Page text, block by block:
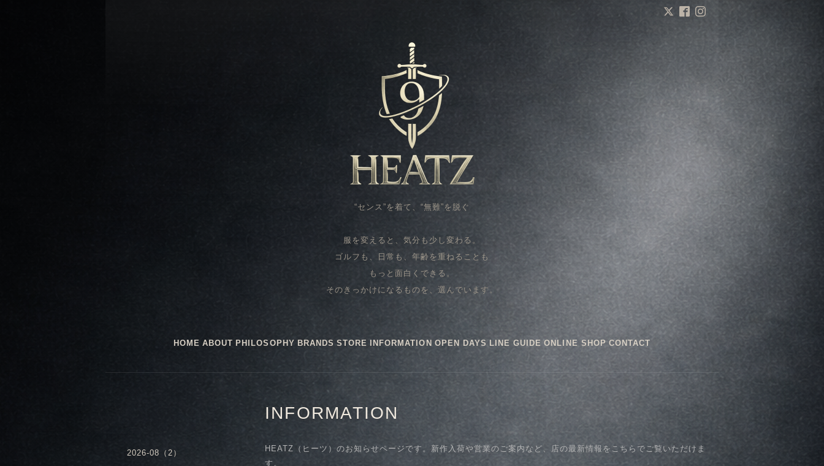
“センス”を着て、“無難”を脱ぐ
服を変えると、気分も少し変わる。
ゴルフも、日常も、年齢を重ねることも
もっと面白くできる。
そのきっかけになるものを、選んでいます。
HOME ABOUT PHILOSOPHY BRANDS STORE INFORMATION OPEN DAYS LINE GUIDE ONLINE SHOP CONTACT
INFORMATION
HEATZ（ヒーツ）のお知らせページです。新作入荷や営業のご案内など、店の最新情報をこちらでご覧いただけま
す。
2026-08（2）